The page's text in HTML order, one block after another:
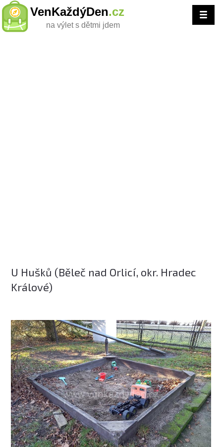
VenKaždýDen.cz
na výlet s dětmi jdem
U Hušků (Běleč nad Orlicí, okr. Hradec
Králové)